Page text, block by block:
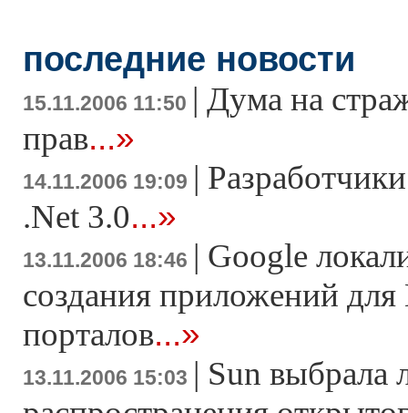
последние новости
15.11.2006 11:50 | Дума на
прав...»
14.11.2006 19:09 |
.Net 3.0...»
13.11.2006 18:46 | Google
создания приложений для
порталов...»
13.11.2006 15:03 | Sun выбрала